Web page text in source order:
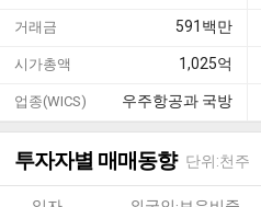
거래금 591 백만
시가총액 1,025억
업종(WICS) 우주항공과 국방
투자자별 매매동향 단위:천주